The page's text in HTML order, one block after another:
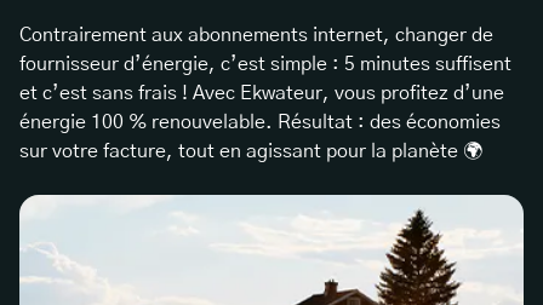
Contrairement aux abonnements internet, changer de
fournisseur d’énergie, c’est simple : 5 minutes suffisent
et c’est sans frais ! Avec Ekwateur, vous profitez d’une
énergie 100 % renouvelable. Résultat : des économies
sur votre facture, tout en agissant pour la planète 🌍